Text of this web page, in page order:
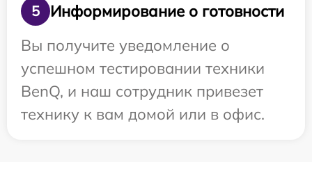
5
Информирование о готовности
Вы получите уведомление о
успешном тестировании техники
BenQ, и наш сотрудник привезет
технику к вам домой или в офис.